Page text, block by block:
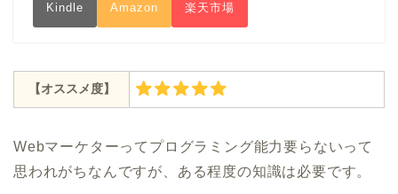
Kindle Amazon 楽天市場
【オススメ度】
Webマーケターってプログラミング能力要らないって
思われがちなんですが、ある程度の知識は必要です。